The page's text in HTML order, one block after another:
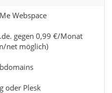
Webspace
gegen 0,99 €/Monat
net möglich)
oder Plesk